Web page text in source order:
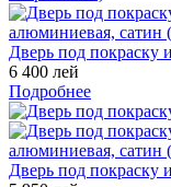
Дверь под покраску
6 400 лей
Подробнее
Дверь под покраску